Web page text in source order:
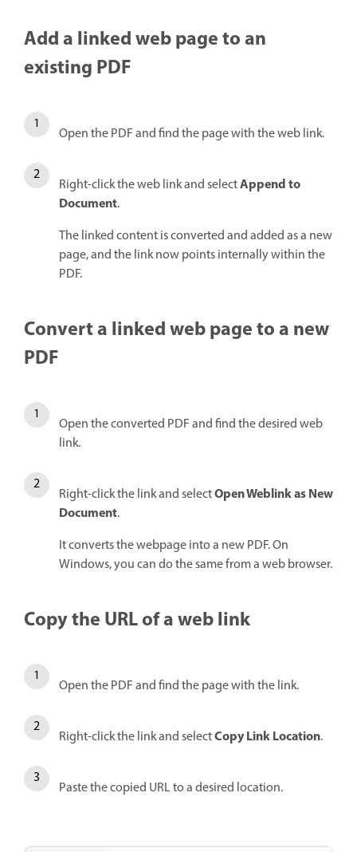
Add a linked web page to an
existing PDF
Open the PDF and find the page with the web link.
Right-click the web link and selectAppend to
Document.
The linked content is converted and added as a new
page, and the link now points internally within the
PDF.
Convert a linked web page to a new
PDF
Open the converted PDF and find the desired web
link.
Right-click the link and selectOpen Weblink as New
Document.
It converts the webpage into a new PDF. On
Windows, you can do the same from a web browser.
Copy the URL of a web link
Open the PDF and find the page with the link.
Right-click the link and selectCopy Link Location.
Paste the copied URL to a desired location.